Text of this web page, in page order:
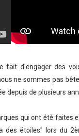
fait d'engager des
ne sommes pas
de plusieurs
qui ont été faites
des étoiles" lors du